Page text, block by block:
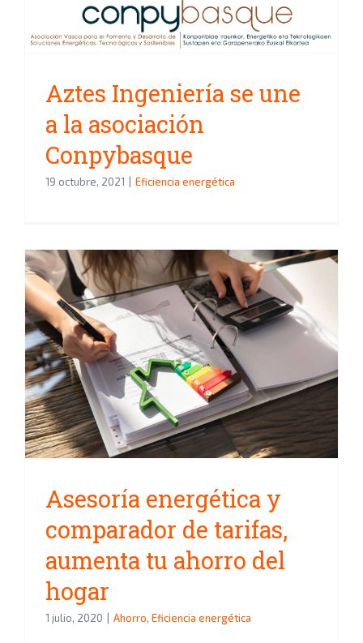
Aztes Ingeniería se une
a la asociación
Conpybasque
19 octubre, 2021 Eficiencia energética
Asesoría energética y
comparador de tarifas, aumenta
tu ahorro del hogar
Asesoría energética y
comparador de tarifas,
aumenta tu ahorro del
hogar
1 julio, 2020 Ahorro, Eficiencia energética